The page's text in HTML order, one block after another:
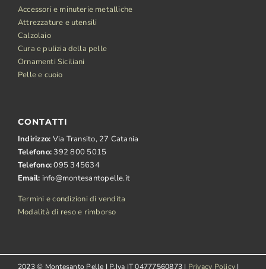
Accessori e minuterie metalliche
Attrezzature e utensili
Calzolaio
Cura e pulizia della pelle
Ornamenti Siciliani
Pelle e cuoio
CONTATTI
Indirizzo: Via Transito, 27 Catania
Telefono: 392 800 5015
Telefono:095 345634
Email: info@montesantopelle.it
Termini e condizioni di vendita
Modalità di reso e rimborso
2023 © Montesanto Pelle | P.Iva IT 04777560873 | Privacy Policy |